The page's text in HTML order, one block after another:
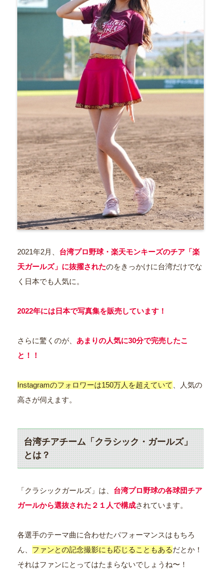
2021年2月、 台湾プロ野球・楽天モンキーズのチア「楽
天ガールズ」に抜擢されたのをきっかけに台湾だけでな
く日本でも人気に。
2022年には日本で写真集を販売しています！
さらに驚くのが、 あまりの人気に30分で完売したこ
と！！
Instagramのフォロワーは150万人を超えていて
、人気の
高さが伺えます。
台湾チアチーム「クラシック・ガールズ」
とは？
「クラシックガールズ」は、 台湾プロ野球の各球団チア
ガールから選抜された２１人で構成されています。
各選手のテーマ曲に合わせたパフォーマンスはもちろ
ん、 ファンとの記念撮影にも応じることもあるだとか！
それはファンにとってはたまらないでしょうね〜！